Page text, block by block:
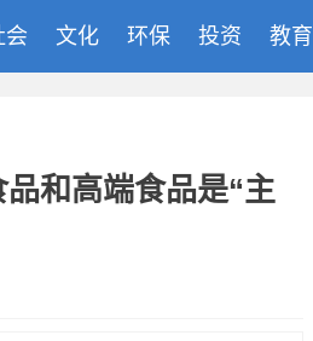
会 文化 环保 投资 教育
和高端食品是“主